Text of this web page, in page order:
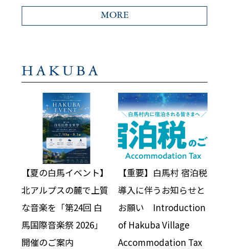
MORE
HAKUBA
【夏の白馬イベント】
北アルプスの麓で上質
な音楽を「第24回 白
馬国際音楽祭 2026」
開催のご案内
【重要】白馬村 宿泊税
導入に伴うお知らせと
お願い Introduction
of Hakuba Village
Accommodation Tax